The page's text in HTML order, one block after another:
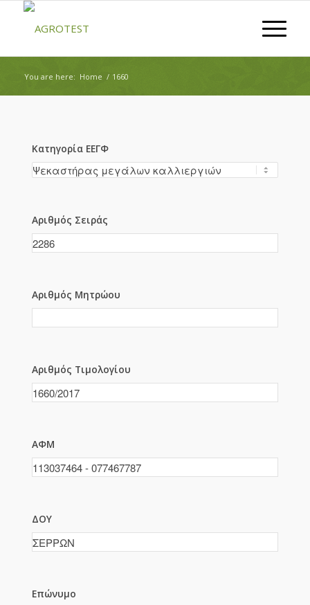
You are here: Home / 1660
Κατηγορία ΕΕΓΦ
Αριθμός Σειράς
Αριθμός Μητρώου
Αριθμός Τιμολογίου
ΑΦΜ
ΔΟΥ
Επώνυμο